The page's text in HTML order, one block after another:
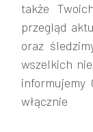
także
przegląd
oraz
wszelkich
informujemy
włącznie